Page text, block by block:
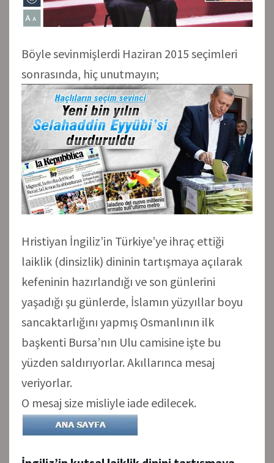
Böyle sevinmişlerdi Haziran 2015 seçimleri
sonrasında, hiç unutmayın;
Hristiyan İngiliz’in Türkiye’ye ihraç ettiği
laiklik (dinsizlik) dininin tartışmaya açılarak
kefeninin hazırlandığı ve son günlerini
yaşadığı şu günlerde, İslamın yüzyıllar boyu
sancaktarlığını yapmış Osmanlının ilk
başkenti Bursa’nın Ulu camisine işte bu
yüzden saldırıyorlar. Akıllarınca mesaj
veriyorlar.
O mesaj size misliyle iade edilecek.